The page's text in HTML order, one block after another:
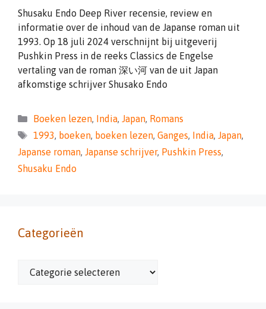
Shusaku Endo Deep River recensie, review en
informatie over de inhoud van de Japanse roman uit
1993. Op 18 juli 2024 verschnijnt bij uitgeverij
Pushkin Press in de reeks Classics de Engelse
vertaling van de roman 深い河 van de uit Japan
afkomstige schrijver Shusako Endo
Categorieën
Boeken lezen, India, Japan, Romans
Tags
1993, boeken, boeken lezen, Ganges, India, Japan,
Japanse roman, Japanse schrijver, Pushkin Press,
Shusaku Endo
Categorieën
Categorieën